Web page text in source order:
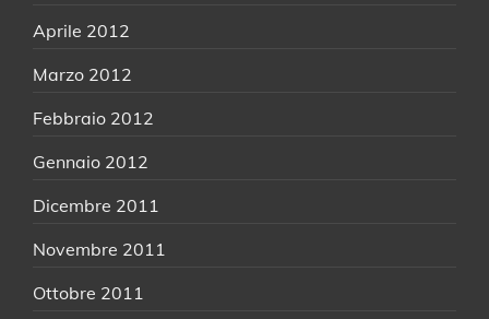
Aprile 2012
Marzo 2012
Febbraio 2012
Gennaio 2012
Dicembre 2011
Novembre 2011
Ottobre 2011